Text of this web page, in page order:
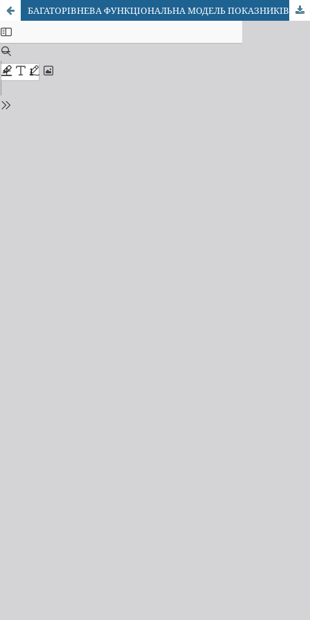
БАГАТОРІВНЕВА ФУНКЦІОНАЛЬНА МОДЕЛЬ ПОКАЗНИКІВ ЕФЕКТИВНОСТІ СИСТЕМИ МНОЖИННОГО ДОСТУПУ З КОДОВИМ РОЗДІЛЕННЯМ